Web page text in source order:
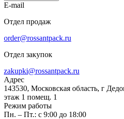
E-mail
Отдел продаж
order@rossantpack.ru
Отдел закупок
zakupki@rossantpack.ru
Адрес
143530, Московская область, г
этаж 1 помещ. 1
Режим работы
Пн. – Пт.: с 9:00 до 18:00